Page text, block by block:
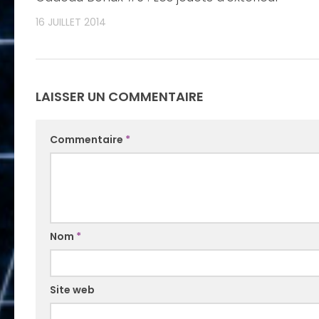
16 JUILLET 2014
LAISSER UN COMMENTAIRE
Commentaire *
Nom *
Site web